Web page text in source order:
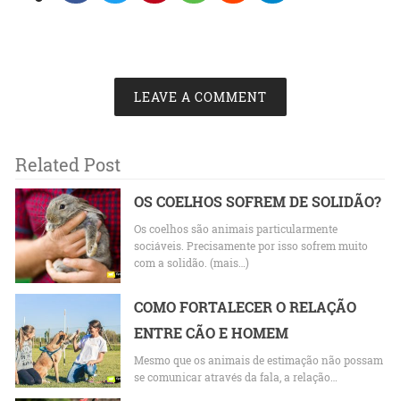
LEAVE A COMMENT
Related Post
OS COELHOS SOFREM DE SOLIDÃO?
Os coelhos são animais particularmente
sociáveis. Precisamente por isso sofrem muito
com a solidão. (mais…)
COMO FORTALECER O RELAÇÃO
ENTRE CÃO E HOMEM
Mesmo que os animais de estimação não possam
se comunicar através da fala, a relação…